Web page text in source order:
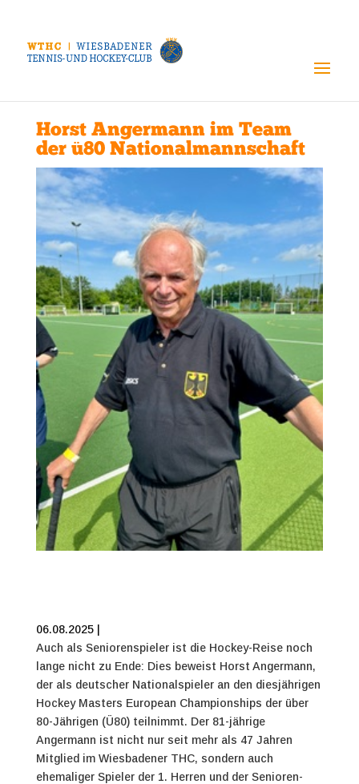
Horst Angermann im Team
der ü80 Nationalmannschaft
06.08.2025 |
Auch als Seniorenspieler ist die Hockey-Reise noch
lange nicht zu Ende: Dies beweist Horst Angermann,
der als deutscher Nationalspieler an den diesjährigen
Hockey Masters European Championships der über
80-Jährigen (Ü80) teilnimmt. Der 81-jährige
Angermann ist nicht nur seit mehr als 47 Jahren
Mitglied im Wiesbadener THC, sondern auch
ehemaliger Spieler der 1. Herren und der Senioren-